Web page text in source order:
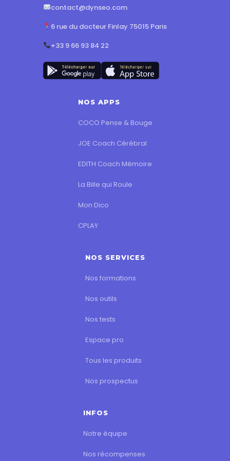
contact@dynseo.com
6 rue du docteur Finlay 75015 Paris
+33 9 66 93 84 22
NOS APPS
COCO Pense & Bouge
JOE Coach Cérébral
EDITH Coach Mémoire
La Bille qui Roule
Mon Dico
CPLAY
NOS SERVICES
Nos formations
Nos outils
Nos tests
Espace pro
Tous les produits
Nos prospectus
INFOS
Notre équipe
Nos récompenses